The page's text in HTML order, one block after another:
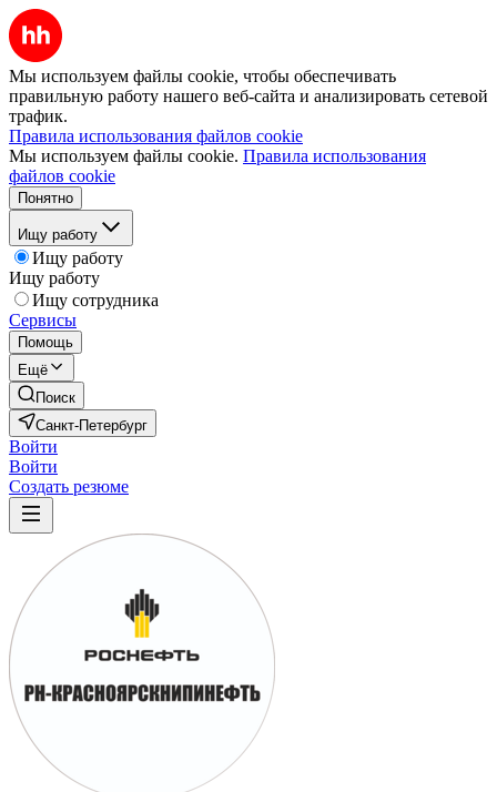
Мы используем файлы cookie, чтобы обеспечивать
правильную работу нашего веб-сайта и анализировать сетевой
трафик.
Правила использования файлов cookie
Мы используем файлы cookie. Правила использования
файлов cookie
Понятно
Ищу работу
Ищу работу
Ищу работу
Ищу сотрудника
Сервисы
Помощь
Ещё
Поиск
Санкт-Петербург
Войти
Войти
Создать резюме